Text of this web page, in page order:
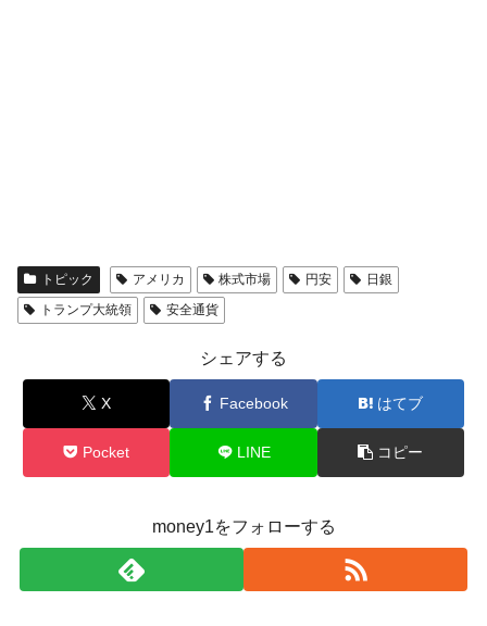
『Money1』
韓国型イージス搭載の次世代駆逐艦
「KDDX」1番艦、2032年竣工と公示
【対日本円】ウォン安が急進！ 日米の協調
に韓国がいっちょがみしたのでは。
『Money1』
韓国政府『BYD』車への補助金を全廃 ⇒ 実
は韓国で『BYD』車は売れている。6カ月で対前年同期比
1.9倍！
く空港に詰めかけ「出て行け！」「極右勢力」のプラカー
ドを掲げる「在韓反米勢力」
韓国政府「2035年までに18.4GW規模のAIデ
トピック アメリカ 株式市場 円安
日銀
トランプ大統領
安全通貨
シェアする
X Facebook はてブ
Pocket LINE コピー
money1をフォローする